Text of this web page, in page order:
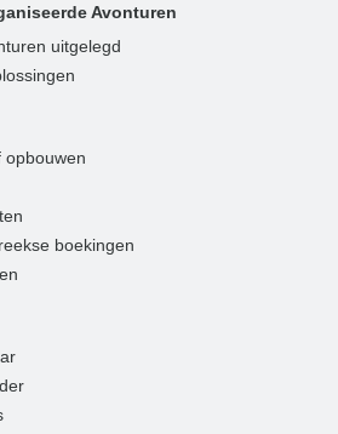
Avonturen
uitgelegd
opbouwen
boekingen